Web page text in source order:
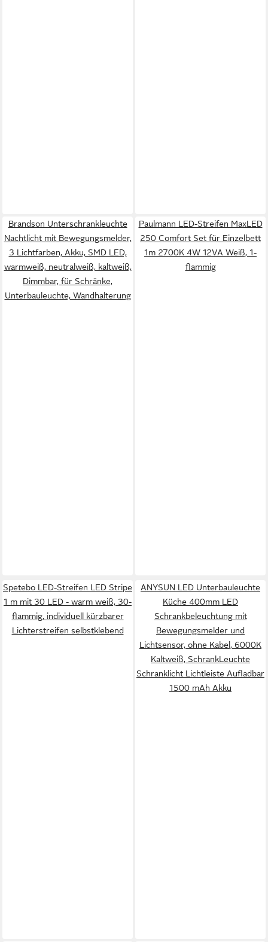
Brandson Unterschrankleuchte
Nachtlicht mit Bewegungsmelder,
3 Lichtfarben, Akku, SMD LED,
warmweiß, neutralweiß, kaltweiß,
Dimmbar, für Schränke,
Unterbauleuchte, Wandhalterung
Paulmann LED-Streifen MaxLED
250 Comfort Set für Einzelbett
1m 2700K 4W 12VA Weiß, 1-
flammig
Spetebo LED-Streifen LED Stripe
1 m mit 30 LED - warm weiß, 30-
flammig, individuell kürzbarer
Lichterstreifen selbstklebend
ANYSUN LED Unterbauleuchte
Küche 400mm LED
Schrankbeleuchtung mit
Bewegungsmelder und
Lichtsensor, ohne Kabel, 6000K
Kaltweiß, SchrankLeuchte
Schranklicht Lichtleiste Aufladbar
1500 mAh Akku